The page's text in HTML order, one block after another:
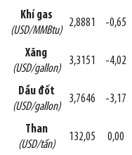
Khí gas
(USD/MMBtu)
2,8881 -0,65
Xăng
(USD/gallon)
3,3151 -4,02
Dầu đốt
(USD/gallon)
3,7646 -3,17
Than
(USD/tấn)
132,05 0,00